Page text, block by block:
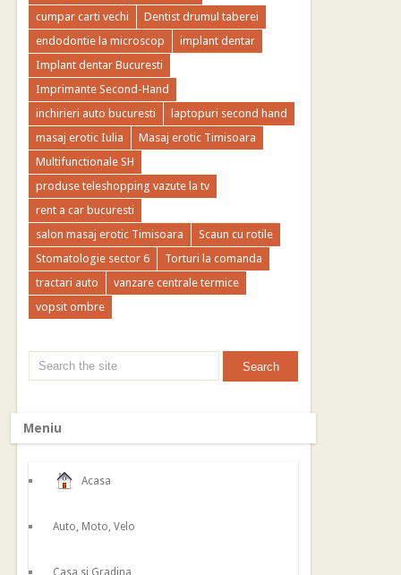
cumpar carti vechi
Dentist drumul taberei
endodontie la microscop
implant dentar
Implant dentar Bucuresti
Imprimante Second-Hand
inchirieri auto bucuresti
laptopuri second hand
masaj erotic Iulia
Masaj erotic Timisoara
Multifunctionale SH
produse teleshopping vazute la tv
rent a car bucuresti
salon masaj erotic Timisoara
Scaun cu rotile
Stomatologie sector 6
Torturi la comanda
tractari auto
vanzare centrale termice
vopsit ombre
Meniu
Acasa
Auto, Moto, Velo
Casa si Gradina